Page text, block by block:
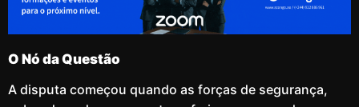
O Nó da Questão
A disputa começou quando as forças de segurança,